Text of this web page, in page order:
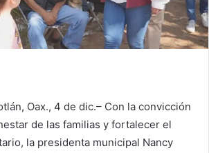
Oax., 4 de dic.– Con la convicción
de las familias y fortalecer el
la presidenta municipal Nancy